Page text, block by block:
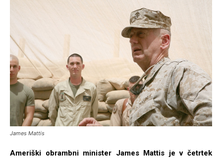
James Mattis
Ameriški obrambni minister James Mattis je v četrtek